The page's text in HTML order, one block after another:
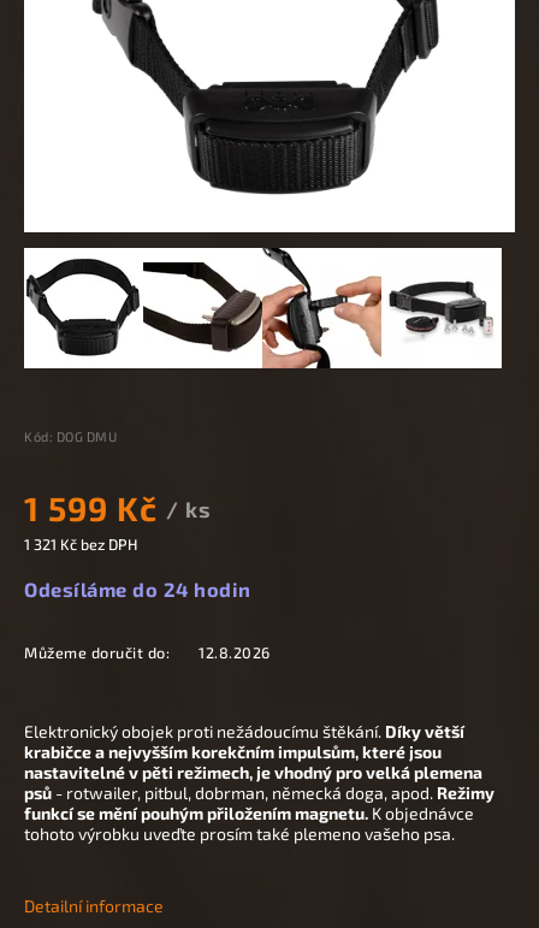
Kód: DOG DMU
1 599 Kč / ks
1 321 Kč bez DPH
Odesíláme do 24 hodin
Můžeme doručit do: 12.8.2026
Elektronický obojek proti nežádoucímu štěkání. Díky větší
krabičce a nejvyšším korekčním impulsům, které jsou
nastavitelné v pěti režimech, je vhodný pro velká plemena
psů - rotwailer, pitbul, dobrman, německá doga, apod. Režimy
funkcí se mění pouhým přiložením magnetu. K objednávce
tohoto výrobku uveďte prosím také plemeno vašeho psa.
Detailní informace